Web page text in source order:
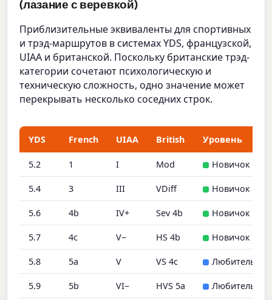
(лазание с веревкой)
Приблизительные эквиваленты для спортивных
и трэд-маршрутов в системах YDS, французской,
UIAA и британской. Поскольку британские трэд-
категории сочетают психологическую и
техническую сложность, одно значение может
перекрывать несколько соседних строк.
YDS French UIAA British Уровень
5.2 1 I Mod Новичок
5.4 3 III VDiff Новичок
5.6 4b IV+ Sev 4b Новичок
5.7 4c V− HS 4b Новичок
5.8 5a V VS 4c Любитель
5.9 5b VI− HVS 5a Любитель